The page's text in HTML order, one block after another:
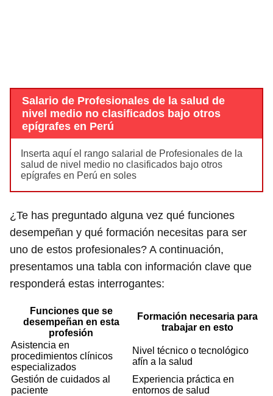
Salario de Profesionales de la salud de
nivel medio no clasificados bajo otros
epígrafes en Perú
Inserta aquí el rango salarial de Profesionales de la
salud de nivel medio no clasificados bajo otros
epígrafes en Perú en soles
¿Te has preguntado alguna vez qué funciones
desempeñan y qué formación necesitas para ser
uno de estos profesionales? A continuación,
presentamos una tabla con información clave que
responderá estas interrogantes:
Funciones que se
desempeñan en esta
profesión
Formación necesaria para
trabajar en esto
Asistencia en
procedimientos clínicos
especializados
Nivel técnico o tecnológico
afín a la salud
Gestión de cuidados al
paciente
Experiencia práctica en
entornos de salud